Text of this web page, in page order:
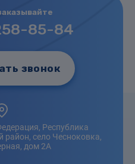
85-84
звонок
Республика
село Чесноковка,
дом 2А